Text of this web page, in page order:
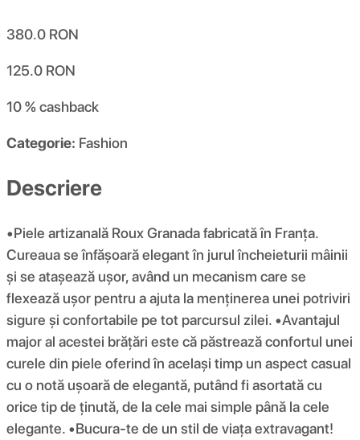
380.0 RON
125.0 RON
10 %cashback
Categorie: Fashion
Descriere
•Piele artizanală Roux Granada fabricată în Franța.
Cureaua se înfășoară elegant în jurul încheieturii mâinii
și se atașează ușor, având un mecanism care se
flexează ușor pentru a ajuta la menținerea unei potriviri
sigure și confortabile pe tot parcursul zilei. •Avantajul
major al acestei brățări este că păstrează confortul unei
curele din piele oferind în același timp un aspect casual
cu o notă ușoară de elegantă, putând fi asortată cu
orice tip de ținută, de la cele mai simple până la cele
elegante. •Bucura-te de un stil de viața extravagant!